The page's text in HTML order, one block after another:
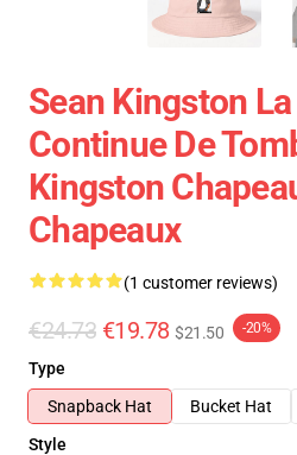
Sean Kingston
Continue De
Kingston
Chapeaux
(1 customer reviews)
€24.73 €19.78 $21.50 -20%
Type
Snapback Hat
Bucket Hat
Style